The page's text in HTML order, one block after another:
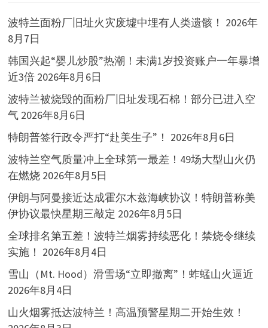
波特兰面粉厂旧址火灾废墟中埋有人类遗骸！ 2026年
8月7日
韩国兴起“婴儿炒股”热潮！未满1岁投资账户一年暴增
近3倍 2026年8月6日
波特兰被烧毁的面粉厂旧址发现石棉！部分已进入空
气 2026年8月6日
特朗普签行政令严打“赴美生子”！ 2026年8月6日
波特兰空气质量冲上全球第一最差！49场大型山火仍
在燃烧 2026年8月5日
伊朗与阿曼接近达成霍尔木兹海峡协议！特朗普称美
伊协议最快星期三敲定 2026年8月5日
全球排名第五差！波特兰烟雾持续恶化！禁烧令继续
实施！ 2026年8月4日
雪山（Mt. Hood）滑雪场“立即撤离”！蚱蜢山火逼近
2026年8月4日
山火烟雾抵达波特兰！高温预警星期二开始生效！